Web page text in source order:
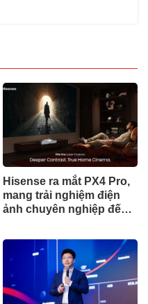
Hisense ra mắt PX4 Pro,
mang trải nghiệm điện
ảnh chuyên nghiệp đến